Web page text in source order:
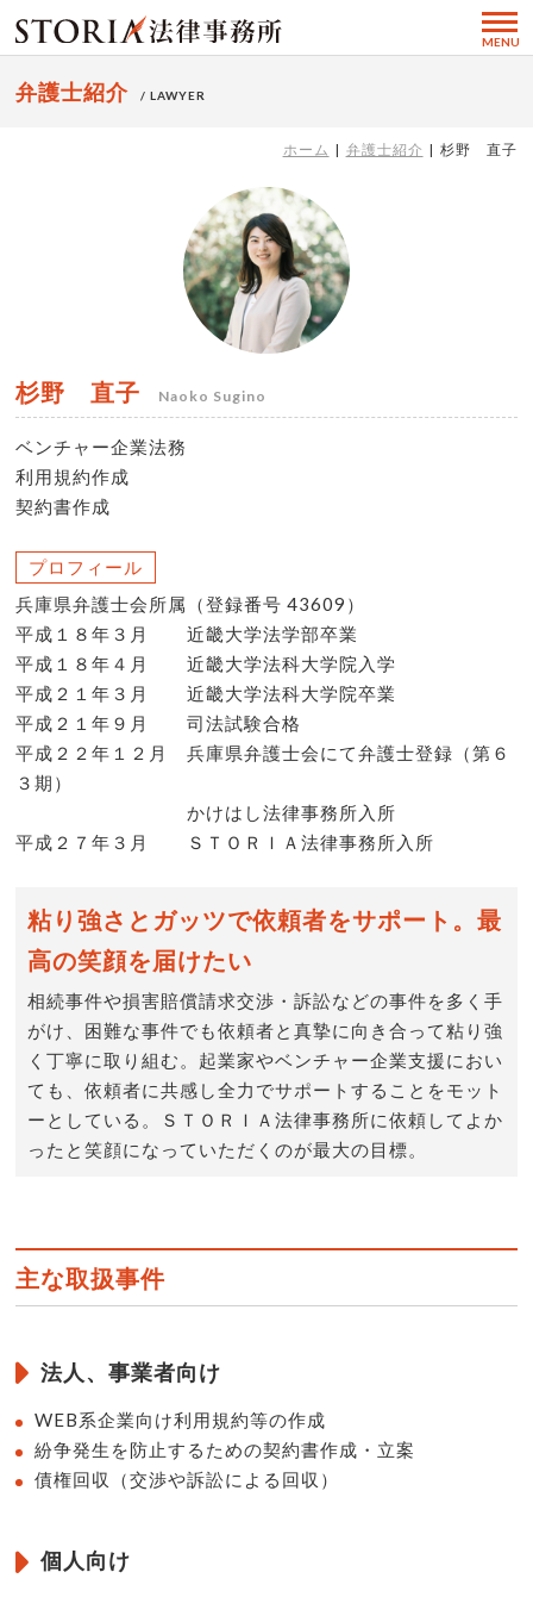
MENU
弁護士紹介 / LAWYER
ホーム 弁護士紹介 杉野 直子
杉野 直子 Naoko Sugino
ベンチャー企業法務
利用規約作成
契約書作成
プロフィール
兵庫県弁護士会所属（登録番号 43609）
平成１８年３月 近畿大学法学部卒業
平成１８年４月 近畿大学法科大学院入学
平成２１年３月 近畿大学法科大学院卒業
平成２１年９月 司法試験合格
平成２２年１２月 兵庫県弁護士会にて弁護士登録（第６
３期）
かけはし法律事務所入所
平成２７年３月 ＳＴＯＲＩＡ法律事務所入所
粘り強さとガッツで依頼者をサポート。最
高の笑顔を届けたい
相続事件や損害賠償請求交渉・訴訟などの事件を多く手
がけ、困難な事件でも依頼者と真摯に向き合って粘り強
く丁寧に取り組む。起業家やベンチャー企業支援におい
ても、依頼者に共感し全力でサポートすることをモット
ーとしている。ＳＴＯＲＩＡ法律事務所に依頼してよか
ったと笑顔になっていただくのが最大の目標。
主な取扱事件
法人、事業者向け
WEB系企業向け利用規約等の作成
紛争発生を防止するための契約書作成・立案
債権回収（交渉や訴訟による回収）
個人向け